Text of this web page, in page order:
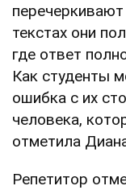
текстах они
где ответ
Как студенты
ошибка с их
человека,
отметила
Репетитор